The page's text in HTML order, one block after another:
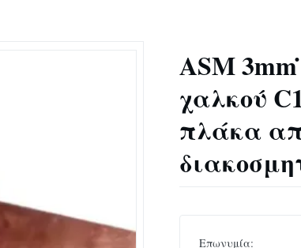
ASM
χαλκού
πλάκα
Επωνυμία: